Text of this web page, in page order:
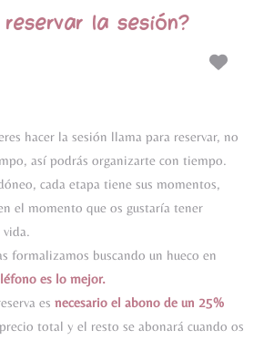
reservar la sesión?
hacer la sesión llama para reservar, no
así podrás organizarte con tiempo.
cada etapa tiene sus momentos,
el momento que os gustaría tener
formalizamos buscando un hueco en
es lo mejor.
es necesario el abono de un 25%
total y el resto se abonará cuando os